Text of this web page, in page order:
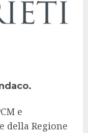
e
della Regione